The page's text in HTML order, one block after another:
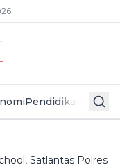
Pendidikan Politik
Satlantas Polres